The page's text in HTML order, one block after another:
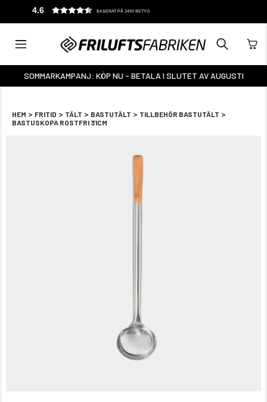
4.6 BASERAT PÅ 3493 BETYG
SOMMARKAMPANJ: KÖP NU - BETALA I SLUTET AV AUGUSTI
HEM > FRITID > TÄLT > BASTUTÄLT > TILLBEHÖR BASTUTÄLT >
BASTUSKOPA ROSTFRI 31CM